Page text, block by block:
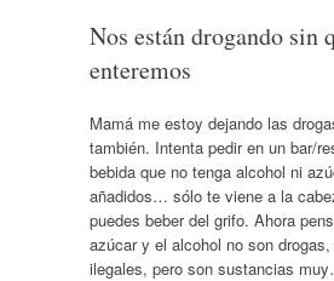
Nos están drogando sin
enteremos
Mamá me estoy dejando las
también. Intenta pedir en un bar/
bebida que no tenga alcohol ni
añadidos… sólo te viene a la
puedes beber del grifo. Ahora
azúcar y el alcohol no son
ilegales, pero son sustancias